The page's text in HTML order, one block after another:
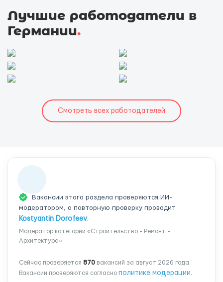
Лучшие работодатели в
Германии.
Смотреть всех работодателей
Вакансии этого раздела проверяются ИИ-
модератором, а повторную проверку проводит
Kostyantin Dorofeev.
Модератор категории «Строительство - Ремонт -
Архитектура»
Сейчас проверяется 870 вакансий за август 2026 года.
Вакансии проверяются согласно политике модерации.